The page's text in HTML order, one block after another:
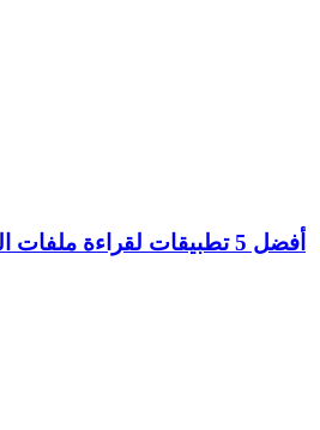
أفضل 5 تطبيقات لقراءة